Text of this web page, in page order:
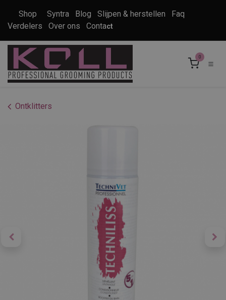
Shop Syntra Blog Slijpen & herstellen
Faq
Verdelers
Over ons Contact
0
Ontklitters